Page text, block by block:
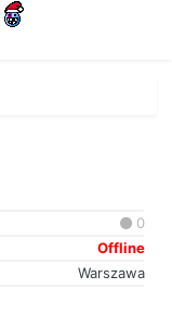
0
Offline
Warszawa